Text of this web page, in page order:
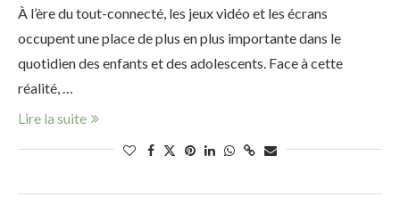
À l’ère du tout-connecté, les jeux vidéo et les écrans
occupent une place de plus en plus importante dans le
quotidien des enfants et des adolescents. Face à cette
réalité, …
Lire la suite